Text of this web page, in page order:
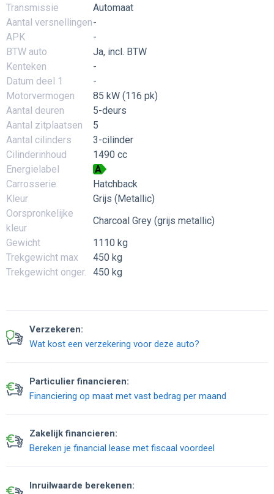
Transmissie
Automaat
Aantal versnellingen-
APK
-
BTW auto
Ja, incl. BTW
Kenteken
-
Datum deel 1
-
Motorvermogen
85 kW (116 pk)
Aantal deuren
5-deurs
Aantal zitplaatsen
5
Aantal cilinders
3-cilinder
Cilinderinhoud
1490 cc
Energielabel
A
Carrosserie
Hatchback
Kleur
Grijs (Metallic)
Oorspronkelijke
kleur
Charcoal Grey (grijs metallic)
Gewicht
1110 kg
Trekgewicht max
450 kg
Trekgewicht onger.
450 kg
Verzekeren:
Wat kost een verzekering voor deze auto?
Particulier financieren:
Financiering op maat met vast bedrag per maand
Zakelijk financieren:
Bereken je financial lease met fiscaal voordeel
Inruilwaarde berekenen: